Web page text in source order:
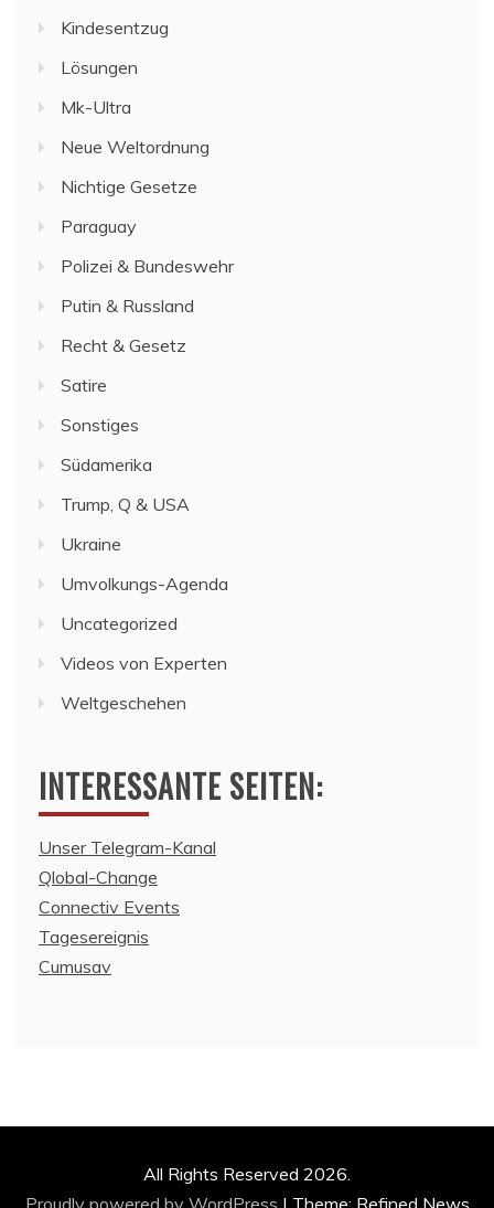
Kindesentzug
Lösungen
Mk-Ultra
Neue Weltordnung
Nichtige Gesetze
Paraguay
Polizei & Bundeswehr
Putin & Russland
Recht & Gesetz
Satire
Sonstiges
Südamerika
Trump, Q & USA
Ukraine
Umvolkungs-Agenda
Uncategorized
Videos von Experten
Weltgeschehen
INTERESSANTE SEITEN:
Unser Telegram-Kanal
Qlobal-Change
Connectiv Events
Tagesereignis
Cumusav
All Rights Reserved 2026.
Proudly powered by WordPress | Theme: Refined News